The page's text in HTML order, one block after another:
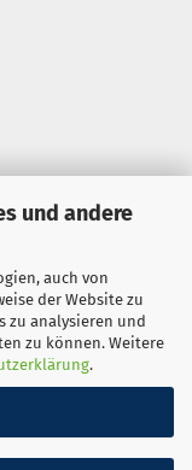
und andere
auch von
der Website zu
zu analysieren und
zu können. Weitere
.